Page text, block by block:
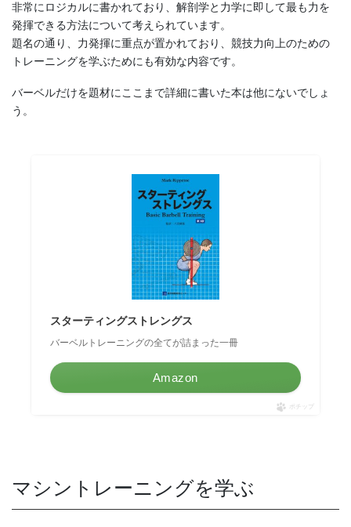
非常にロジカルに書かれており、解剖学と力学に即して最も力を
発揮できる方法について考えられています。
題名の通り、力発揮に重点が置かれており、競技力向上のための
トレーニングを学ぶためにも有効な内容です。
バーベルだけを題材にここまで詳細に書いた本は他にないでしょ
う。
スターティングストレングス
バーベルトレーニングの全てが詰まった一冊
Amazon
ポチップ
マシントレーニングを学ぶ